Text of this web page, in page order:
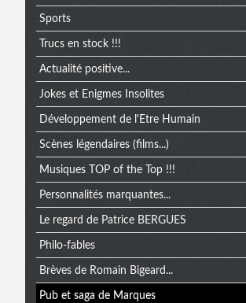
Sports
Trucs en stock !!!
Actualité positive...
Jokes et Enigmes Insolites
Développement de l'Etre Humain
Scènes légendaires (films...)
Musiques TOP of the Top !!!
Personnalités marquantes...
Le regard de Patrice BERGUES
Philo-fables
Brèves de Romain Bigeard...
Pub et saga de Marques